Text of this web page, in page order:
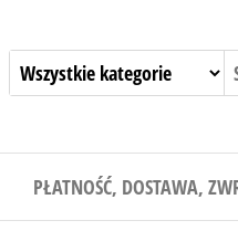
PŁATNOŚĆ, DOSTAWA,